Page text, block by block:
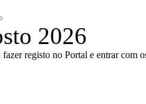
2026
registo no Portal e entrar com